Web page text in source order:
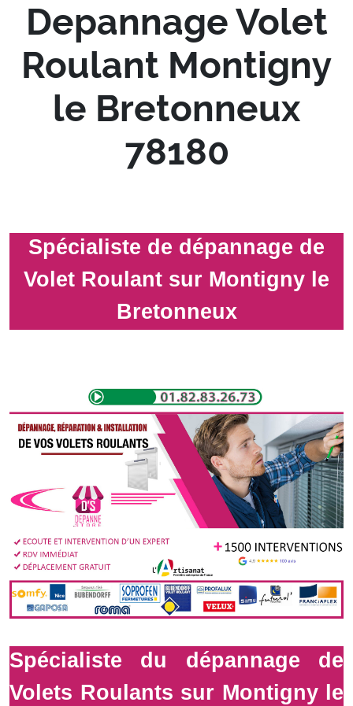
Depannage Volet
Roulant Montigny
le Bretonneux
78180
Spécialiste de dépannage de
Volet Roulant sur Montigny le
Bretonneux
Spécialiste du dépannage de
Volets Roulants sur Montigny le